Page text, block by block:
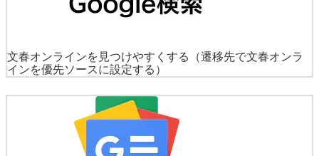
文春オンラインを見つけやすくする
（遷移先で文春オンラ
インを優先ソースに設定する）